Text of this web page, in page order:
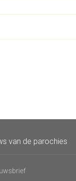
van de parochies